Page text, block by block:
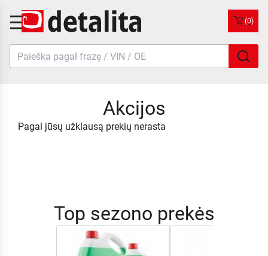
(0)
Akcijos
Pagal jūsų užklausą prekių nerasta
Top sezono prekės